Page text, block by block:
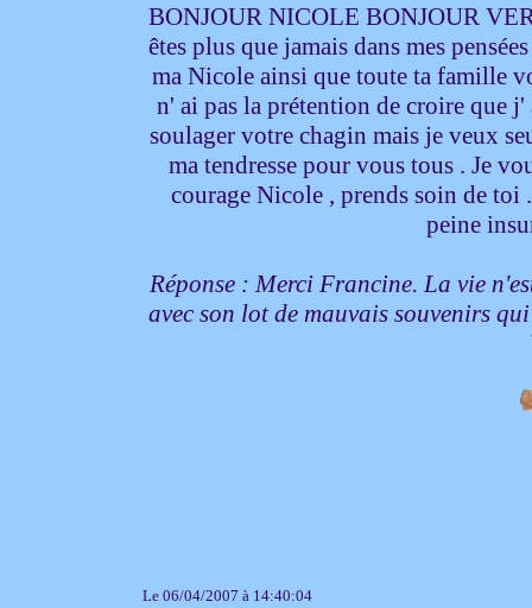
BONJOUR NICOLE BONJOUR
êtes plus que jamais dans mes
ma Nicole ainsi que toute ta famille
n' ai pas la prétention de croire que
soulager votre chagin mais je veux
ma tendresse pour vous tous . Je
courage Nicole , prends soin de toi
peine
Réponse : Merci Francine. La vie
avec son lot de mauvais souvenirs
Le 06/04/2007 à 14:40:04